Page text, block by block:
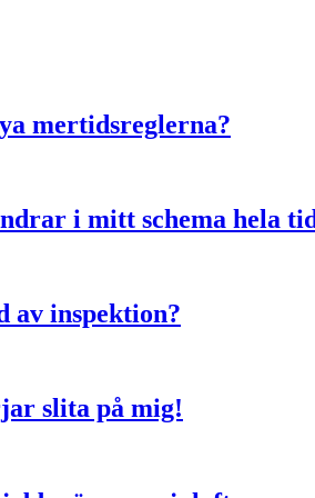
mertidsreglerna?
i mitt schema hela
av inspektion?
slita på mig!